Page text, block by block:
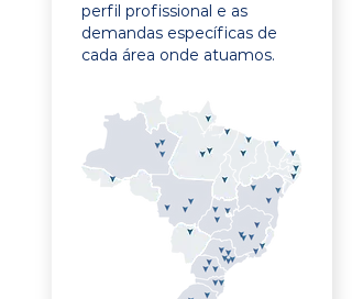
perfil profissional e as
demandas específicas de
cada área onde atuamos.